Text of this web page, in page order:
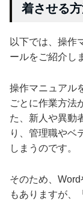
着させる
以下では、操作
ールをご紹介し
操作マニュアル
ごとに作業方法
た、新人や異動
り、管理職やベ
しまうのです。
そのため、
もありますが、